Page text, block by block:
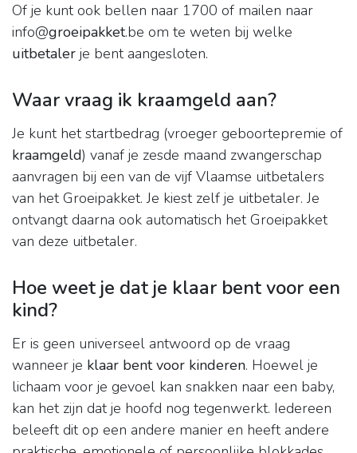
Of je kunt ook bellen naar 1700 of mailen naar
info@groeipakket.be om te weten bij welke
uitbetaler je bent aangesloten.
Waar vraag ik kraamgeld aan?
Je kunt het startbedrag (vroeger geboortepremie of
kraamgeld) vanaf je zesde maand zwangerschap
aanvragen bij een van de vijf Vlaamse uitbetalers
van het Groeipakket. Je kiest zelf je uitbetaler. Je
ontvangt daarna ook automatisch het Groeipakket
van deze uitbetaler.
Hoe weet je dat je klaar bent voor een
kind?
Er is geen universeel antwoord op de vraag
wanneer je klaar bent voor kinderen. Hoewel je
lichaam voor je gevoel kan snakken naar een baby,
kan het zijn dat je hoofd nog tegenwerkt. Iedereen
beleeft dit op een andere manier en heeft andere